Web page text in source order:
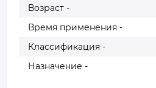
Возраст -
Время применения -
Классификация -
Назначение -